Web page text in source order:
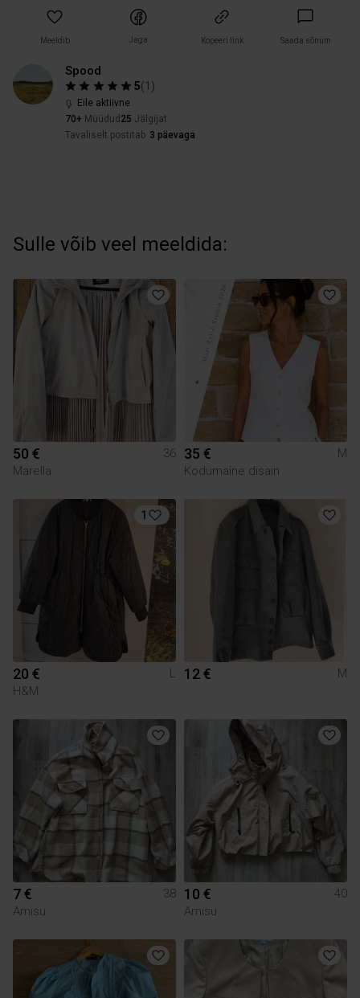
Meeldib Jaga Kopeeri link Saada sõnum
Spood
5(1 )
Eile aktiivne
70+ Müüdud 25 Jälgijat
Tavaliselt postitab 3 päevaga
Sulle võib veel meeldida:
50 €
36
Marella
35 €
M
Kodumaine disain
1
20 €
L
H&M
12 € M
7 €
38
Amisu
10 €
40
Amisu